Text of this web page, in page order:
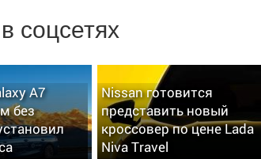
соцсетях
A7
без
Nissan готовится
представить новый
кроссовер по цене Lada
Niva Travel